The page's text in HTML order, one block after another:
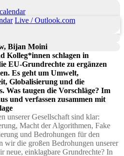
Live / Outlook.com
Bijan Moini
Kolleg*innen schlagen in
EU-Grundrechte zu ergänzen
Es geht um Umwelt,
Globalisierung und die
Was taugen die Vorschläge? Im
und verfassen zusammen mit
unserer Gesellschaft sind klar:
Macht der Algorithmen, Fake
und Bedrohungen für den
wir die großen Bedrohungen unserer
neue, einklagbare Grundrechte? In